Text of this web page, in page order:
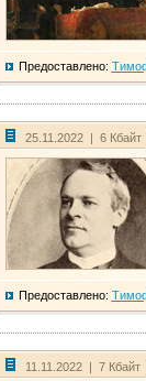
Предоставлено:
25.11.2022 | 6
Предоставлено:
11.11.2022 | 7